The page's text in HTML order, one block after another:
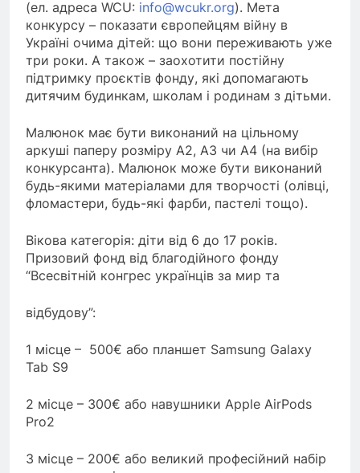
(ел. адреса WCU: info@wcukr.org). Мета
конкурсу – показати європейцям війну в
Україні очима дітей: що вони переживають уже
три роки. А також – заохотити постійну
підтримку проєктів фонду, які допомагають
дитячим будинкам, школам і родинам з дітьми.
Малюнок має бути виконаний на цільному
аркуші паперу розміру А2, А3 чи А4 (на вибір
конкурсанта). Малюнок може бути виконаний
будь-якими матеріалами для творчості (олівці,
фломастери, будь-які фарби, пастелі тощо).
Вікова категорія: діти від 6 до 17 років.
Призовий фонд від благодійного фонду
“Всесвітній конгрес українців за мир та
відбудову”:
1 місце – 500€ або планшет Samsung Galaxy
Tab S9
2 місце – 300€ або навушники Apple AirPods
Pro2
3 місце – 200€ або великий професійний набір